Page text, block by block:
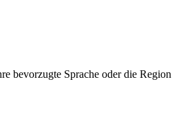
bevorzugte Sprache oder die Region